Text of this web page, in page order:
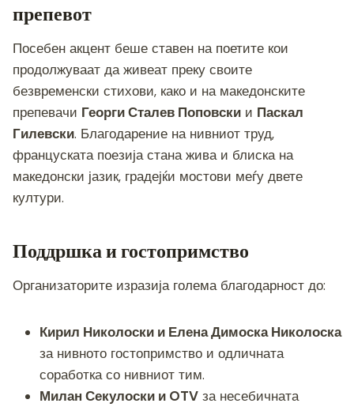
препевот
Посебен акцент беше ставен на поетите кои
продолжуваат да живеат преку своите
безвременски стихови, како и на македонските
препевачи Георги Сталев Поповски и Паскал
Гилевски. Благодарение на нивниот труд,
француската поезија стана жива и блиска на
македонски јазик, градејќи мостови меѓу двете
култури.
Поддршка и гостопримство
Организаторите изразија голема благодарност до:
Кирил Николоски и Елена Димоска Николоска
за нивното гостопримство и одличната
соработка со нивниот тим.
Милан Секулоски и OTV за несебичната